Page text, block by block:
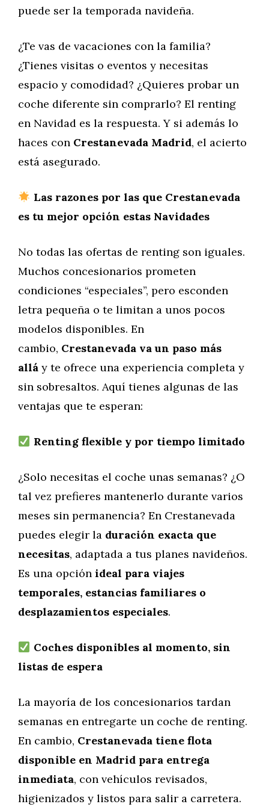
puede ser la temporada navideña.
¿Te vas de vacaciones con la familia?
¿Tienes visitas o eventos y necesitas
espacio y comodidad? ¿Quieres probar un
coche diferente sin comprarlo? El renting
en Navidad es la respuesta. Y si además lo
haces con Crestanevada Madrid, el acierto
está asegurado.
Las razones por las que Crestanevada
es tu mejor opción estas Navidades
No todas las ofertas de renting son iguales.
Muchos concesionarios prometen
condiciones “especiales”, pero esconden
letra pequeña o te limitan a unos pocos
modelos disponibles. En
cambio, Crestanevada va un paso más
allá y te ofrece una experiencia completa y
sin sobresaltos. Aquí tienes algunas de las
ventajas que te esperan:
Renting flexible y por tiempo limitado
¿Solo necesitas el coche unas semanas? ¿O
tal vez prefieres mantenerlo durante varios
meses sin permanencia? En Crestanevada
puedes elegir la duración exacta que
necesitas, adaptada a tus planes navideños.
Es una opción ideal para viajes
temporales, estancias familiares o
desplazamientos especiales.
Coches disponibles al momento, sin
listas de espera
La mayoría de los concesionarios tardan
semanas en entregarte un coche de renting.
En cambio, Crestanevada tiene flota
disponible en Madrid para entrega
inmediata, con vehículos revisados,
higienizados y listos para salir a carretera.